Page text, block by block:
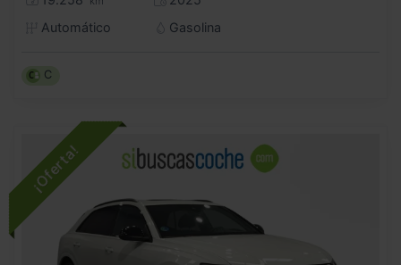
Automático
Gasolina
C